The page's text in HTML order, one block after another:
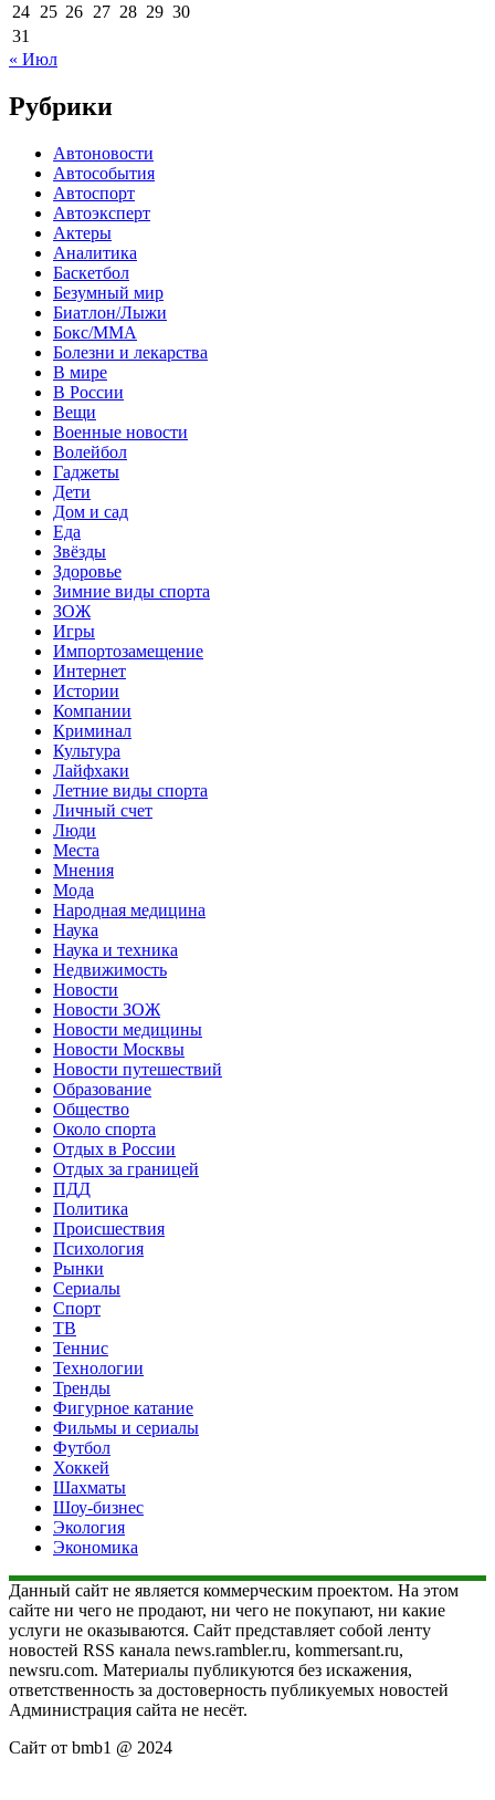
24 25 26 27 28 29 30
31
« Июл
Рубрики
Автоновости
Автособытия
Автоспорт
Автоэксперт
Актеры
Аналитика
Баскетбол
Безумный мир
Биатлон/Лыжи
Бокс/MMA
Болезни и лекарства
В мире
В России
Вещи
Военные новости
Волейбол
Гаджеты
Дети
Дом и сад
Еда
Звёзды
Здоровье
Зимние виды спорта
ЗОЖ
Игры
Импортозамещение
Интернет
Истории
Компании
Криминал
Культура
Лайфхаки
Летние виды спорта
Личный счет
Люди
Места
Мнения
Мода
Народная медицина
Наука
Наука и техника
Недвижимость
Новости
Новости ЗОЖ
Новости медицины
Новости Москвы
Новости путешествий
Образование
Общество
Около спорта
Отдых в России
Отдых за границей
ПДД
Политика
Происшествия
Психология
Рынки
Сериалы
Спорт
ТВ
Теннис
Технологии
Тренды
Фигурное катание
Фильмы и сериалы
Футбол
Хоккей
Шахматы
Шоу-бизнес
Экология
Экономика
Данный сайт не является коммерческим проектом. На этом
сайте ни чего не продают, ни чего не покупают, ни какие
услуги не оказываются. Сайт представляет собой ленту
новостей RSS канала news.rambler.ru, kommersant.ru,
newsru.com. Материалы публикуются без искажения,
ответственность за достоверность публикуемых новостей
Администрация сайта не несёт.
Сайт от bmb1 @ 2024